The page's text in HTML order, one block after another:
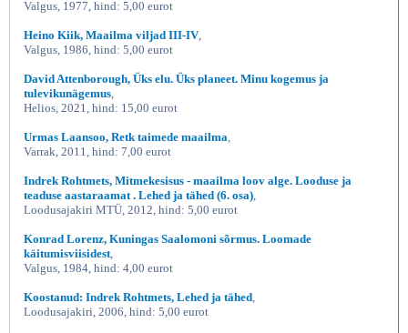
Valgus, 1977, hind: 5,00 eurot
Heino Kiik, Maailma viljad III-IV,
Valgus, 1986, hind: 5,00 eurot
David Attenborough, Üks elu. Üks planeet. Minu kogemus ja
tulevikunägemus
Helios, 2021, hind: 15,00 eurot
Urmas Laansoo, Retk taimede maailma
Varrak, 2011, hind: 7,00 eurot
Indrek Rohtmets, Mitmekesisus - maailma loov alge. Looduse ja
teaduse aastaraamat . Lehed ja tähed (6. osa)
Loodusajakiri MTÜ, 2012, hind: 5,00 eurot
Konrad Lorenz, Kuningas Saalomoni sõrmus. Loomade
käitumisviisidest
Valgus, 1984, hind: 4,00 eurot
Koostanud: Indrek Rohtmets, Lehed ja tähed
Loodusajakiri, 2006, hind: 5,00 eurot